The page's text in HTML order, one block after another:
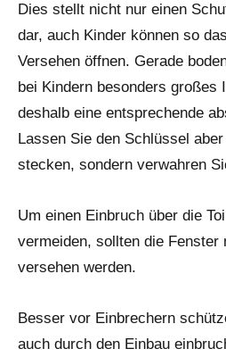
Dies stellt nicht nur einen
dar, auch Kinder können so
Versehen öffnen. Gerade
bei Kindern besonders großes
deshalb eine entsprechende
Lassen Sie den Schlüssel
stecken, sondern verwahren
Um einen Einbruch über die
vermeiden, sollten die Fenster
versehen werden.
Besser vor Einbrechern
auch durch den Einbau